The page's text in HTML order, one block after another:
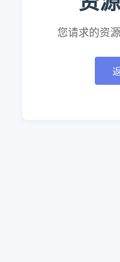
您请求的资